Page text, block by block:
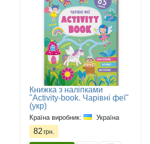
Книжка з наліпками
"Activity-book. Чарівні феї"
(укр)
Країна виробник: Україна
82 грн.